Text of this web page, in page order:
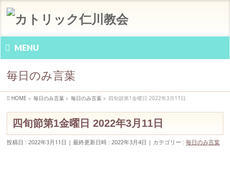
MENU
毎日のみ言葉
HOME » 毎日のみ言葉 » 毎日のみ言葉 » 四旬節第1金曜日 2022年3月11日
四旬節第1金曜日 2022年3月11日
投稿日 : 2022年3月11日 最終更新日時 : 2022年3月4日 カテゴリー :毎日のみ言葉